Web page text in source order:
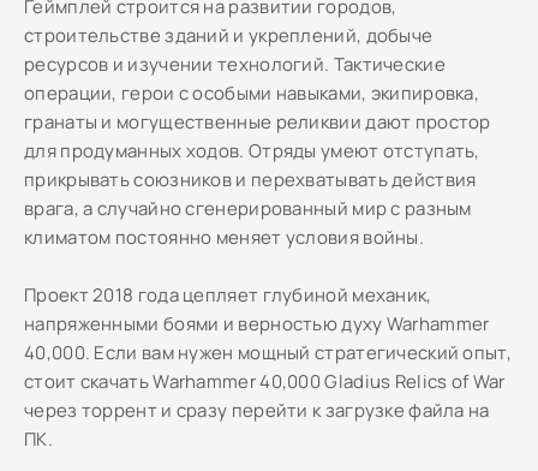
Геймплей строится на развитии городов,
строительстве зданий и укреплений, добыче
ресурсов и изучении технологий. Тактические
операции, герои с особыми навыками, экипировка,
гранаты и могущественные реликвии дают простор
для продуманных ходов. Отряды умеют отступать,
прикрывать союзников и перехватывать действия
врага, а случайно сгенерированный мир с разным
климатом постоянно меняет условия войны.
Проект 2018 года цепляет глубиной механик,
напряженными боями и верностью духу Warhammer
40,000. Если вам нужен мощный стратегический опыт,
стоит скачать Warhammer 40,000 Gladius Relics of War
через торрент и сразу перейти к загрузке файла на
ПК.